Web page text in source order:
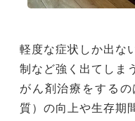
軽度な症状しか出な
制など強く出てしま
がん剤治療をする
質）の向上や生存期